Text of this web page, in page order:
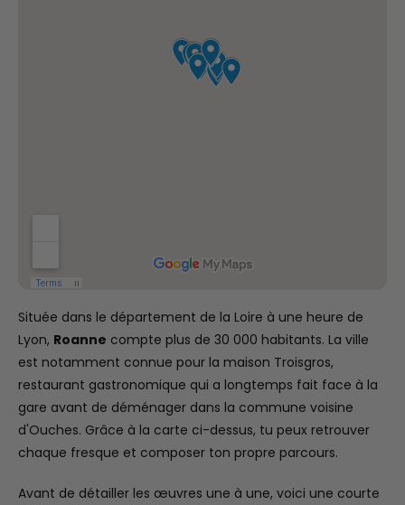
Située dans le département de la Loire à une heure de
Lyon, Roanne compte plus de 30 000 habitants. La ville
est notamment connue pour la maison Troisgros,
restaurant gastronomique qui a longtemps fait face à la
gare avant de déménager dans la commune voisine
d'Ouches. Grâce à la carte ci-dessus, tu peux retrouver
chaque fresque et composer ton propre parcours.
Avant de détailler les œuvres une à une, voici une courte